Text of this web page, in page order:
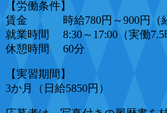
【労働条件】
賃金 時給780円～900円（経
就業時間 8:30～17:00（実働7.5
休憩時間 60分
【実習期間】
3か月（日給5850円）